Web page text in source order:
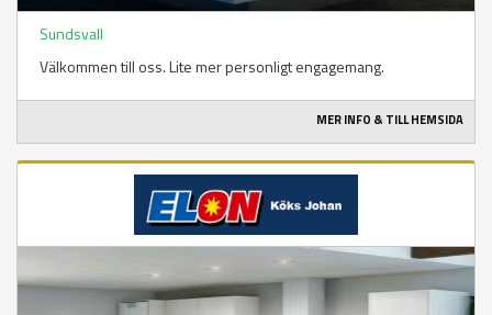
Sundsvall
Välkommen till oss. Lite mer personligt engagemang.
MER INFO & TILL HEMSIDA